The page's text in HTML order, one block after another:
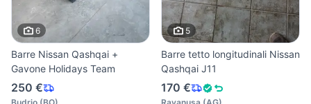
6
Barre Nissan Qashqai +
Gavone Holidays Team
250 €
5
Barre tetto longitudinali Nissan
Qashqai J11
170 €